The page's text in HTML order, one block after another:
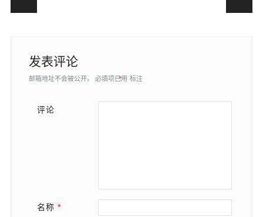
发表评论
邮箱地址不会被公开。 必填项已用
* 标注
评论
名称 *